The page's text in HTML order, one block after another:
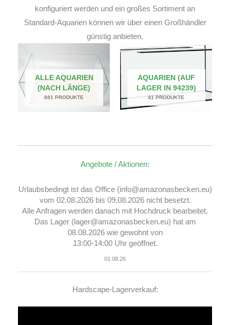
konfiguriert werden und ein großes Sortiment an
Standard-Aquarien können wir über einen Großhändler
günstig anbieten.
ALLE AQUARIEN
(NACH LÄNGE)
881 PRODUKTE
AQUARIEN (AUF
LAGER IN 94239)
41 PRODUKTE
Angebote / Aktionen:
Urlaubsbedingt ist das Office (info@amazonasbecken.eu)
vom 02.08.2026 bis 09.08.2026 nicht besetzt.
Alle Anfragen werden danach mit Hochdruck bearbeitet.
Das Lager (lager@amazonasbecken.eu) hat am
08.08.2026 wie gewohnt von
13:00-14:00 Uhr geöffnet.
01.08.26
Hardscape-Lagerverkauf: